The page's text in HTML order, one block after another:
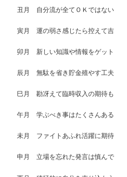
丑月 自分流が全てＯＫではない
寅月 運の弱さ感じたら控えて吉
卯月 新しい知識や情報をゲット
辰月 無駄を省き貯金殖やす工夫
巳月 勘冴えて臨時収入の期待も
午月 学ぶべき事はたくさんある
未月 ファイトあふれ活躍に期待
申月 立場を忘れた発言は慎んで